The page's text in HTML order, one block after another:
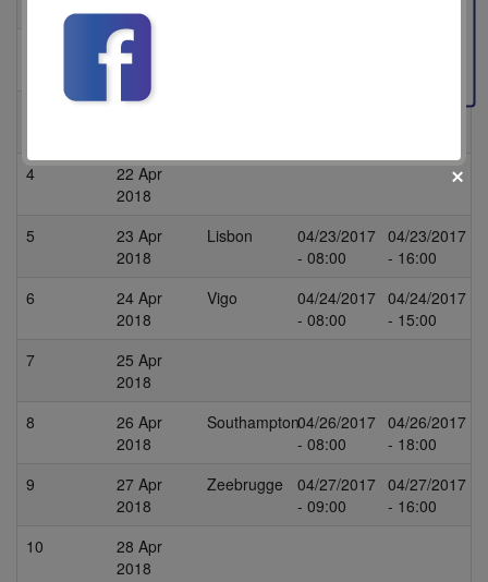
2018
20 Apr
2018
4
22 Apr
2018
5
23 Apr
2018
Lisbon
04/23/2017
- 08:00
04/23/2017
- 16:00
6
24 Apr
2018
Vigo
04/24/2017
- 08:00
04/24/2017
- 15:00
7
25 Apr
2018
8
26 Apr
2018
Southampton04/26/2017
- 08:00
04/26/2017
- 18:00
9
27 Apr
2018
Zeebrugge
04/27/2017
- 09:00
04/27/2017
- 16:00
10
28 Apr
2018
fii prietenul nostru pe facebook
Află primul cele mai noi oferte